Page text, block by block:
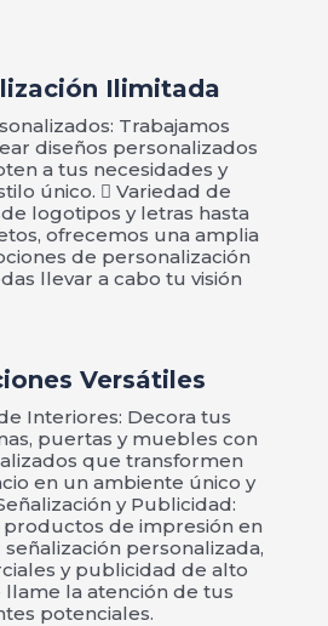
Ilimitada
Trabajamos
diseños personalizados
a tus necesidades y
único.  Variedad de
logotipos y letras hasta
ofrecemos una amplia
de personalización
llevar a cabo tu visión
Versátiles
Interiores: Decora tus
puertas y muebles con
que transformen
en un ambiente único y
y Publicidad:
de impresión en
personalizada,
y publicidad de alto
la atención de tus
potenciales.